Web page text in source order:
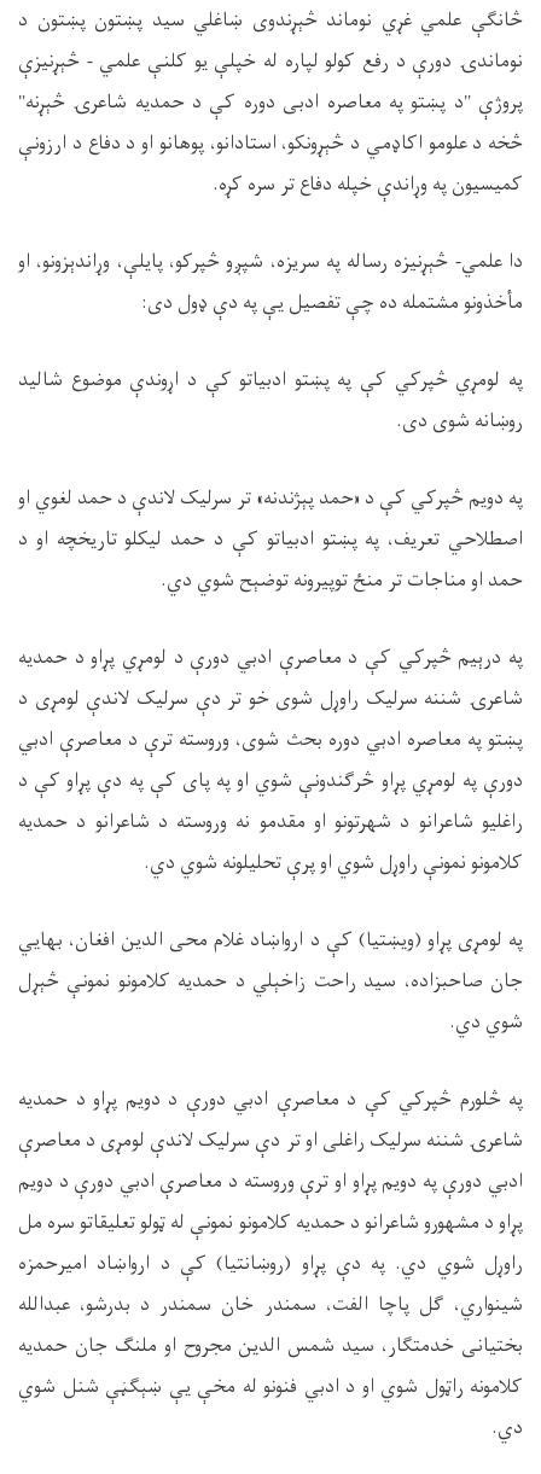
څانګې علمي غړي نوماند څېړندوی ښاغلي سید پښتون پښتون د
نوماندۍ دورې د رفع کولو لپاره له خپلې یو کلنې علمي - څېړنیزې
پروژې "د پښتو په معاصره ادبی دوره کې د حمدیه شاعرۍ څېړنه"
څخه د علومو اکاډمي د څېړونکو، استادانو، پوهانو او د دفاع د ارزونې
کمیسیون په وړاندې خپله دفاع تر سره کړه.
دا علمي- څېړنيزه رساله په سريزه، شپږو څپرکو، پايلې، وړاندېزونو، او
مأخذونو مشتمله ده چې تفصیل یې په دې ډول دی:
په لومړي څپرکي کې په پښتو ادبیاتو کې د اړوندې موضوع شاليد
روښانه شوی دی.
په دويم څپرکي کې د «حمد پېژندنه» تر سرلیک لاندې د حمد لغوي او
اصطلاحي تعریف، په پښتو ادبیاتو کې د حمد لیکلو تاریخچه او د
حمد او مناجات تر منځ توپیرونه توضېح شوي دي.
په درېيم څپرکي کې د معاصرې ادبي دورې د لومړي پړاو د حمدیه
شاعرۍ شننه سرلیک راوړل شوی خو تر دې سرلیک لاندې لومړی د
پښتو په معاصره ادبي دوره بحث شوی، وروسته ترې د معاصرې ادبي
دورې په لومړي پړاو څرګندونې شوي او په پای کې په دې پړاو کې د
راغلیو شاعرانو د شهرتونو او مقدمو نه وروسته د شاعرانو د حمدیه
کلامونو نمونې راوړل شوي او پرې تحلیلونه شوي دي.
په لومړی پړاو (ویښتیا) کې د ارواښاد غلام محی الدین افغان، بهایي
جان صاحبزاده، سید راحت زاخېلي د حمدیه کلامونو نمونې څېړل
شوي دي.
په څلورم څپرکي کې د معاصرې ادبي دورې د دویم پړاو د حمدیه
شاعرۍ شننه سرلیک راغلی او تر دې سرلیک لاندې لومړی د معاصرې
ادبي دورې په دویم پړاو او ترې وروسته د معاصرې ادبي دورې د دویم
پړاو د مشهورو شاعرانو د حمدیه کلامونو نمونې له ټولو تعلیقاتو سره مل
راوړل شوي دي. په دې پړاو (روښانتیا) کې د ارواښاد امیرحمزه
شینواري، ګل پاچا الفت، سمندر خان سمندر د بدرشو، عبدالله
بختیانی خدمتګار، سید شمس الدین مجروح او ملنګ جان حمدیه
کلامونه راټول شوي او د ادبي فنونو له مخې یې ښېګڼې شنل شوي
دي.